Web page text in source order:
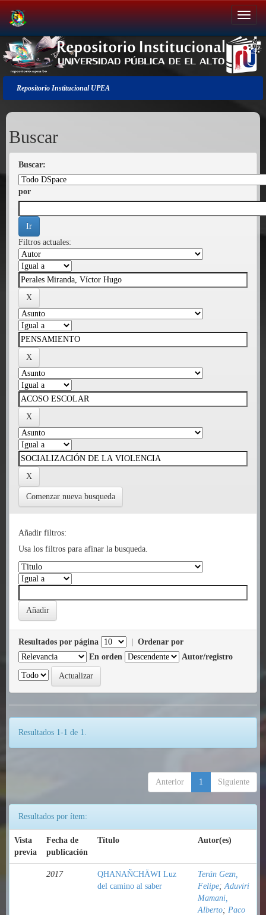
Salir
de
la
navegación
Repositorio Institucional UPEA
Buscar
Buscar:
por
Filtros actuales:
Comenzar nueva busqueda
Añadir filtros:
Usa los filtros para afinar la busqueda.
Resultados por página
Ordenar por
En orden
Autor/registro
Resultados 1-1 de 1.
Anterior 1 Siguiente
Resultados por ítem:
Vista
previa
Fecha de
publicación
Título Autor(es)
2017
QHANAÑCHÄWI Luz
del camino al saber
Terán Gezn,
Felipe;Aduviri
Mamani,
Alberto; Paco